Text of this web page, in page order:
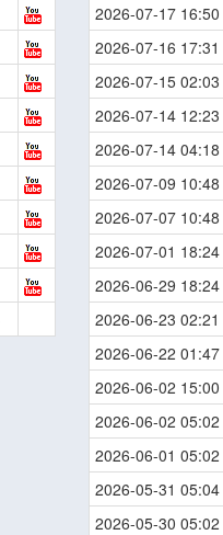
2026-07-17 16:50
2026-07-16 17:31
2026-07-15 02:03
2026-07-14 12:23
2026-07-14 04:18
2026-07-09 10:48
2026-07-07 10:48
2026-07-01 18:24
2026-06-29 18:24
2026-06-23 02:21
2026-06-22 01:47
2026-06-02 15:00
2026-06-02 05:02
2026-06-01 05:02
2026-05-31 05:04
2026-05-30 05:02